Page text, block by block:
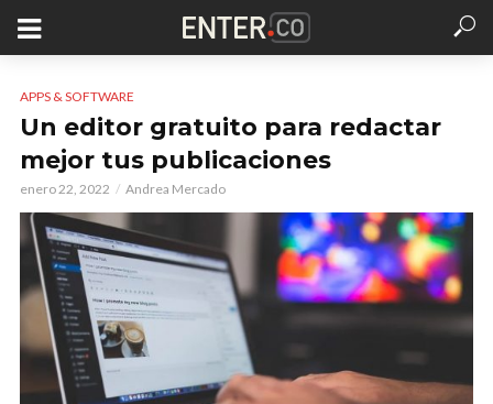
APPS & SOFTWARE
Un editor gratuito para redactar
mejor tus publicaciones
enero 22, 2022 Andrea Mercado